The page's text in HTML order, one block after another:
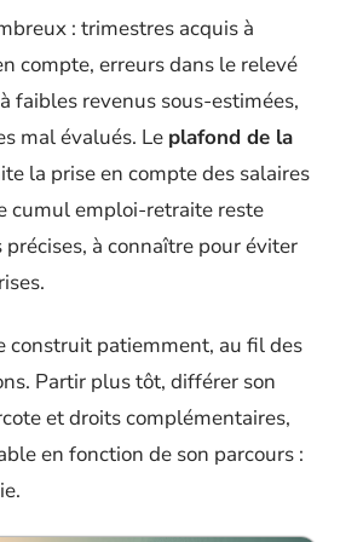
: trimestres acquis à
compte, erreurs dans le relevé
faibles revenus sous-estimées,
mal évalués. Le plafond de la
la prise en compte des salaires
cumul emploi-retraite reste
précises, à connaître pour éviter
construit patiemment, au fil des
Partir plus tôt, différer son
et droits complémentaires,
en fonction de son parcours :